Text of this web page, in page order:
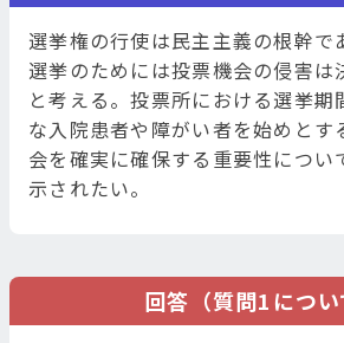
選挙権の行使は民主主義の根幹で
選挙のためには投票機会の侵害は
と考える。投票所における選挙期
な入院患者や障がい者を始めとす
会を確実に確保する重要性につい
示されたい。
回答（質問1につい